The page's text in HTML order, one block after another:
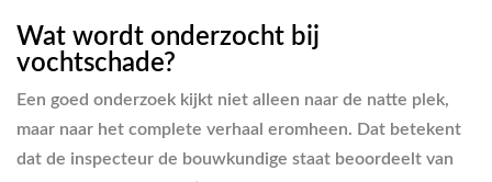
Wat wordt onderzocht bij
vochtschade?
Een goed onderzoek kijkt niet alleen naar de natte plek,
maar naar het complete verhaal eromheen. Dat betekent
dat de inspecteur de bouwkundige staat beoordeelt van